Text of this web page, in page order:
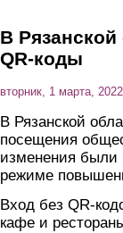
В
QR-коды
вторник, 1 марта,
В Рязанской
посещения
изменения были
режиме
Вход без QR-
кафе и